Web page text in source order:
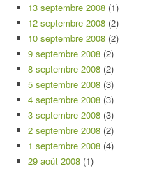
13 septembre 2008 (1)
12 septembre 2008 (2)
10 septembre 2008 (2)
9 septembre 2008 (2)
8 septembre 2008 (2)
5 septembre 2008 (3)
4 septembre 2008 (3)
3 septembre 2008 (3)
2 septembre 2008 (2)
1 septembre 2008 (4)
29 août 2008 (1)